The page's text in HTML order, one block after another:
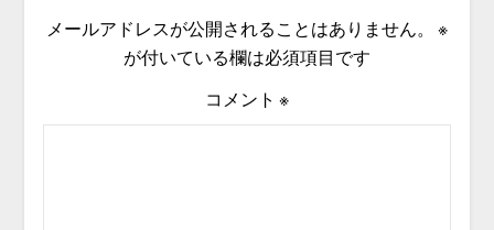
メールアドレスが公開されることはありません。
※
が付いている欄は必須項目です
コメント ※